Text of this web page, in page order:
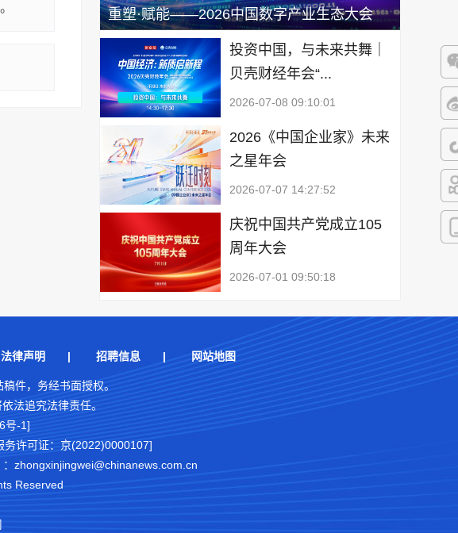
微
微
抖
快
重塑·赋能——2026中国数字产业生态大会
投资中国，与未来共舞｜
贝壳财经年会“...
2026-07-08 09:10:01
2026《中国企业家》未来
之星年会
2026-07-07 14:27:52
庆祝中国共产党成立105
周年大会
2026-07-01 09:50:18
法律声明 | 招聘信息 | 网站地图
件，务经书面授权。
法追究法律责任。
号-1]
务许可证：京(2022)0000107]
zhongxinjingwei@chinanews.com.cn
Reserved